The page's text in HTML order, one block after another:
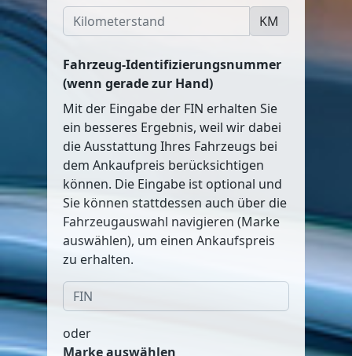
KM
Fahrzeug-Identifizierungsnummer
(wenn gerade zur Hand)
Mit der Eingabe der FIN erhalten Sie
ein besseres Ergebnis, weil wir dabei
die Ausstattung Ihres Fahrzeugs bei
dem Ankaufpreis berücksichtigen
können. Die Eingabe ist optional und
Sie können stattdessen auch über die
Fahrzeugauswahl navigieren (Marke
auswählen), um einen Ankaufspreis
zu erhalten.
oder
Marke auswählen